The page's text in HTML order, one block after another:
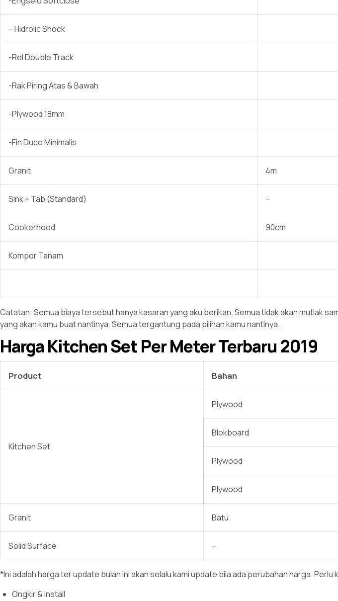
– Hidrolic Shock
-Rel Double Track
-Rak Piring Atas & Bawah
-Plywood 18mm
-Fin Duco Minimalis
Granit 4m
Sink + Tab (Standard) –
Cookerhood 90cm
Kompor Tanam
Catatan: Semua biaya tersebut hanya kasaran yang aku berikan. Semua tidak akan mutlak
yang akan kamu buat nantinya. Semua tergantung pada pilihan kamu nantinya.
Harga Kitchen Set Per Meter Terbaru 2019
Product Bahan
Kitchen Set
Plywood
Blokboard
Plywood
Plywood
Granit Batu
Solid Surface –
*Ini adalah harga ter update bulan ini akan selalu kami update bila ada perubahan harga.
Ongkir & install